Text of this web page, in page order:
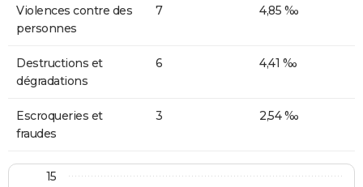
Violences contre des
personnes
7 4,85 ‰
Destructions et
dégradations
6 4,41 ‰
Escroqueries et
fraudes
3 2,54 ‰
15